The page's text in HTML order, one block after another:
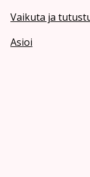
Vaikuta ja
Asioi